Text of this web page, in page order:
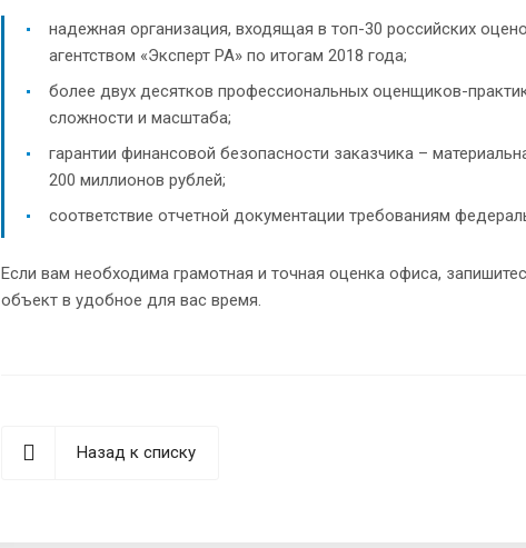
надежная организация, входящая в топ-30 российских
агентством «Эксперт РА» по итогам 2018 года;
более двух десятков профессиональных оценщиков-
сложности и масштаба;
гарантии финансовой безопасности заказчика –
200 миллионов рублей;
соответствие отчетной документации требованиям
Если вам необходима грамотная и точная оценка офиса,
объект в удобное для вас время.
Назад к списку